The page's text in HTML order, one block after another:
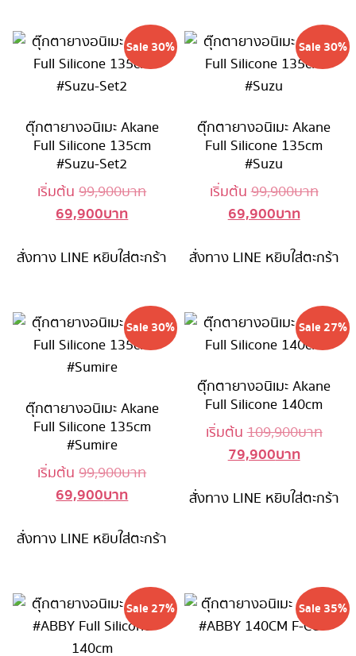
Sale 30%
ตุ๊กตายางอนิเมะ Akane
Full Silicone 135cm
#Suzu-Set2
เริ่มต้น99,900บาทOriginal
99,900 บาท.
69,900บาทCurrent
is:
สั่งทาง LINE หยิบใส่ตะกร้า
Sale 30%
ตุ๊กตายางอนิเมะ Akane
Full Silicone 135cm
#Suzu
เริ่มต้น99,900บาท
69,900บาทCurrent
is:
สั่งทาง LINE หยิบใส่ตะกร้า
Sale 30%
ตุ๊กตายางอนิเมะ Akane
Full Silicone 135cm
#Sumire
เริ่มต้น99,900บาทOriginal
99,900 บาท.
69,900บาทCurrent
is:
สั่งทาง LINE หยิบใส่ตะกร้า
Sale 27%
ตุ๊กตายางอนิเมะ Akane
Full Silicone 140cm
เริ่มต้น109,900บาท
79,900บาทCurrent
is:
สั่งทาง LINE หยิบใส่ตะกร้า
Sale 27% Sale 35%